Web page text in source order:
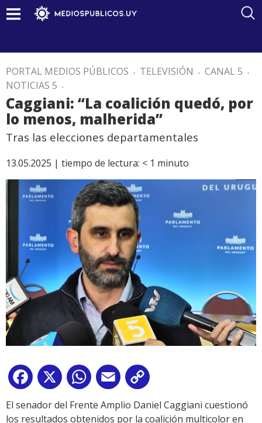
PORTAL MEDIOS PÚBLICOS . TELEVISIÓN . CANAL 5 .
NOTICIAS 5 .
Caggiani: “La coalición quedó, por
lo menos, malherida”
Tras las elecciones departamentales
13.05.2025 | tiempo de lectura: < 1 minuto
Facebook
X WhatsApp
Email
Link
El senador del Frente Amplio Daniel Caggiani cuestionó
los resultados obtenidos por la coalición multicolor en